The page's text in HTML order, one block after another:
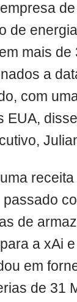
de
de
mais de
a
com
EUA,
de
a xAi
em
de 31